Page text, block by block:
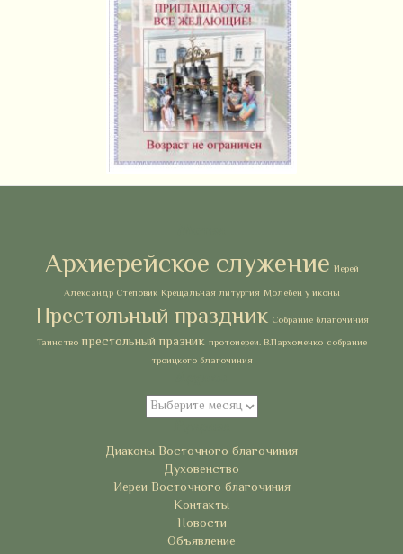
Архиерейское служение Иерей
Александр Степовик Крещальная литургия Молебен у иконы
Престольный праздник Собрание благочиния
Таинство престольный празник протоиереи. В.Пархоменко собрание
троицкого благочиния
Архивы
Диаконы Восточного благочиния
Духовенство
Иереи Восточного благочиния
Контакты
Новости
Объявление